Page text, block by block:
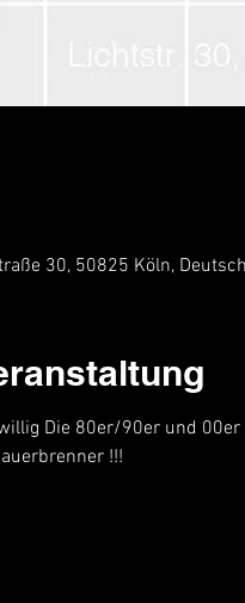
30, 50825 Köln,
Die 80er/90er und
!!!